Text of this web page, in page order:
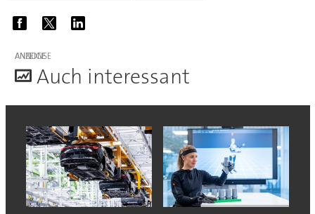
ANZEIGE
Auch interessant